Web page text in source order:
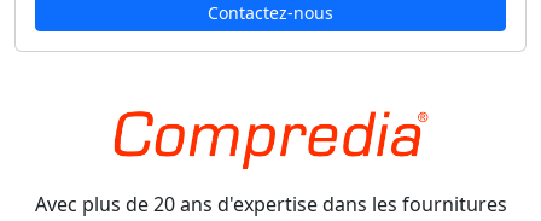
Contactez-nous
Avec plus de 20 ans d'expertise dans les fournitures